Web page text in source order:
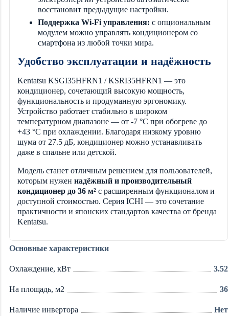
восстановит предыдущие настройки.
Поддержка Wi-Fi управления: с опциональным
модулем можно управлять кондиционером со
смартфона из любой точки мира.
Удобство эксплуатации и надёжность
Kentatsu KSGI35HFRN1 / KSRI35HFRN1 — это
кондиционер, сочетающий высокую мощность,
функциональность и продуманную эргономику.
Устройство работает стабильно в широком
температурном диапазоне — от -7 °C при обогреве до
+43 °C при охлаждении. Благодаря низкому уровню
шума от 27.5 дБ, кондиционер можно устанавливать
даже в спальне или детской.
Модель станет отличным решением для пользователей,
которым нужен надёжный и производительный
кондиционер до 36 м² с расширенным функционалом и
доступной стоимостью. Серия ICHI — это сочетание
практичности и японских стандартов качества от бренда
Kentatsu.
Основные характеристики
Охлаждение, кВт 3.52
На площадь, м2 36
Наличие инвертора Нет